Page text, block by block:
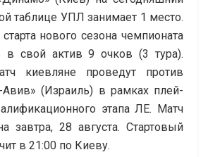
таблице УПЛ занимает 1 место.
нового сезона чемпионата
в свой актив 9 очков (3 тура).
киевляне проведут против
Авив» (Израиль) в рамках плей-
этапа ЛЕ. Матч
завтра, 28 августа. Стартовый
в 21:00 по Киеву.